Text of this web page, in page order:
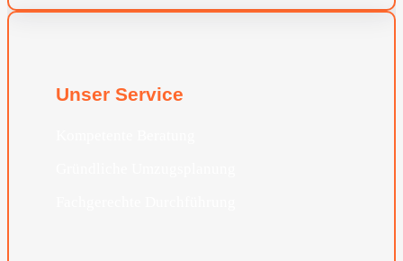
Unser Service